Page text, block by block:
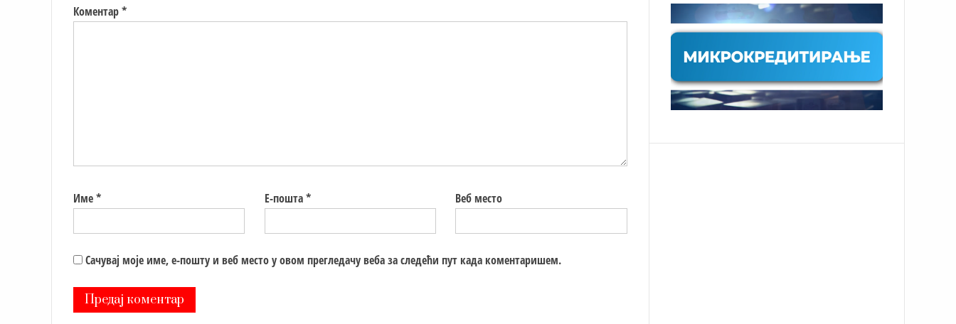
Коментар*
Име* Е-пошта* Веб место
Сачувај моје име, е-пошту и веб место у овом прегледачу веба за следећи пут када коментаришем.